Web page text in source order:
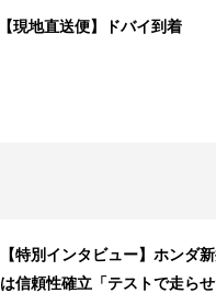
【現地直送便】ドバイ到着
【特別インタビュー】ホンダ
は信頼性確立「テストで走ら